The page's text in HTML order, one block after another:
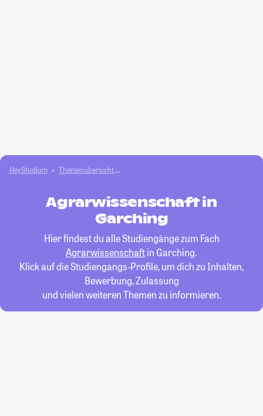
HeyStudium Themenübersicht
Agrarwissenschaft in
Garching
Hier findest du alle Studiengänge zum Fach
Agrarwissenschaftin Garching.
Klick auf die Studiengangs-Profile, um dich zu Inhalten,
Bewerbung, Zulassung
und vielen weiteren Themen zu informieren.